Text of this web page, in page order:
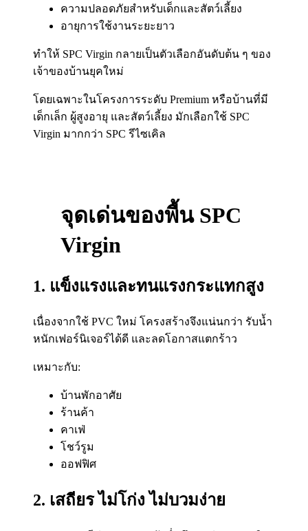
ความปลอดภัยสำหรับเด็กและสัตว์เลี้ยง
อายุการใช้งานระยะยาว
ทำให้ SPC Virgin กลายเป็นตัวเลือกอันดับต้น ๆ ของ
เจ้าของบ้านยุคใหม่
โดยเฉพาะในโครงการระดับ Premium หรือบ้านที่มี
เด็กเล็ก ผู้สูงอายุ และสัตว์เลี้ยง มักเลือกใช้ SPC
Virgin มากกว่า SPC รีไซเคิล
จุดเด่นของพื้น SPC
Virgin
1. แข็งแรงและทนแรงกระแทกสูง
เนื่องจากใช้ PVC ใหม่ โครงสร้างจึงแน่นกว่า รับน้ำ
หนักเฟอร์นิเจอร์ได้ดี และลดโอกาสแตกร้าว
เหมาะกับ:
บ้านพักอาศัย
ร้านค้า
คาเฟ่
โชว์รูม
ออฟฟิศ
2. เสถียร ไม่โก่ง ไม่บวมง่าย